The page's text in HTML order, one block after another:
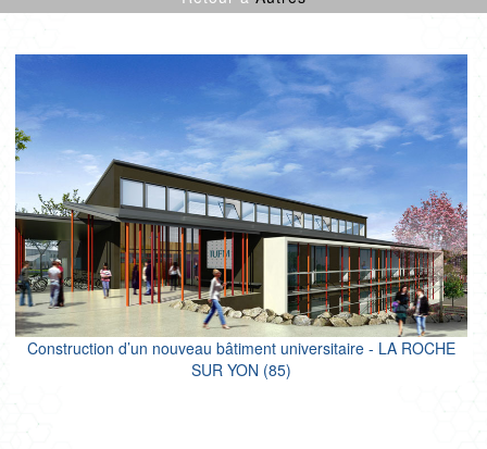
CULTURE SPORT
ENFANCE
LOGEMENTS
ENR
NEUF
PROJETS CERTIFIÉS
RÉNOVATION
SANTÉ
TERTIAIRE
Construction d’un nouveau bâtiment universitaire - LA ROCHE
SUR YON (85)